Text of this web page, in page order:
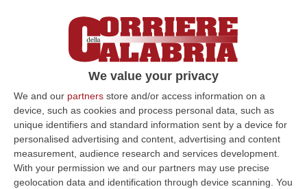
We value your privacy
We and our partners store and/or access information on a
device, such as cookies and process personal data, such as
unique identifiers and standard information sent by a device for
personalised advertising and content, advertising and content
measurement, audience research and services development.
With your permission we and our partners may use precise
geolocation data and identification through device scanning. You
rivendica l’approvazione del Consuntivo e
spegne le polemiche. «Voto compatto come
Pd Cosenza, Assunta Mascaro: «Adesso è
il tempo del lavoro e non delle polemiche»